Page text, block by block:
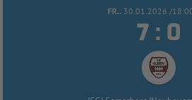
FR.. 30.01.2026 /
 : 